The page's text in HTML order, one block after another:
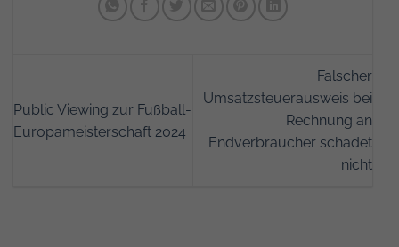
Public Viewing zur Fußball-
Europameisterschaft 2024
Falscher
Umsatzsteuerausweis bei
Rechnung an
Endverbraucher schadet
nicht